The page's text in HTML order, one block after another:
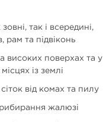
так і всередині,
рам та підвіконь
високих поверхах та у
із землі
від комах та пилу
жалюзі